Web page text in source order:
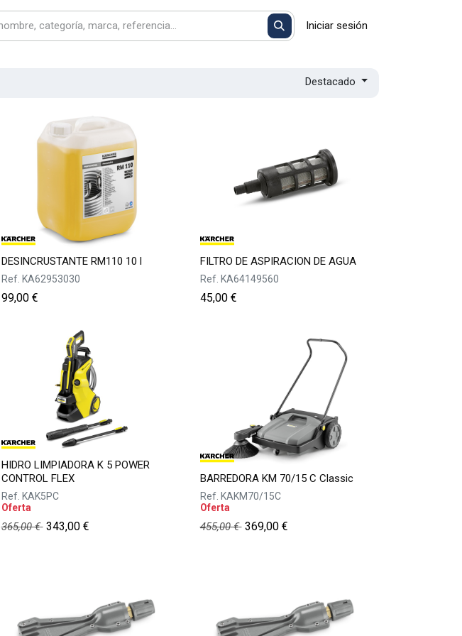
Iniciar sesión
Destacado
DESINCRUSTANTE RM110 10 l
Ref. KA62953030
99,00€
FILTRO DE ASPIRACION DE AGUA
Ref. KA64149560
45,00€
HIDRO LIMPIADORA K 5 POWER
CONTROL FLEX
Ref. KAK5PC
Oferta
365,00€ 343,00€
BARREDORA KM 70/15 C Classic
Ref. KAKM70/15C
Oferta
455,00€ 369,00€